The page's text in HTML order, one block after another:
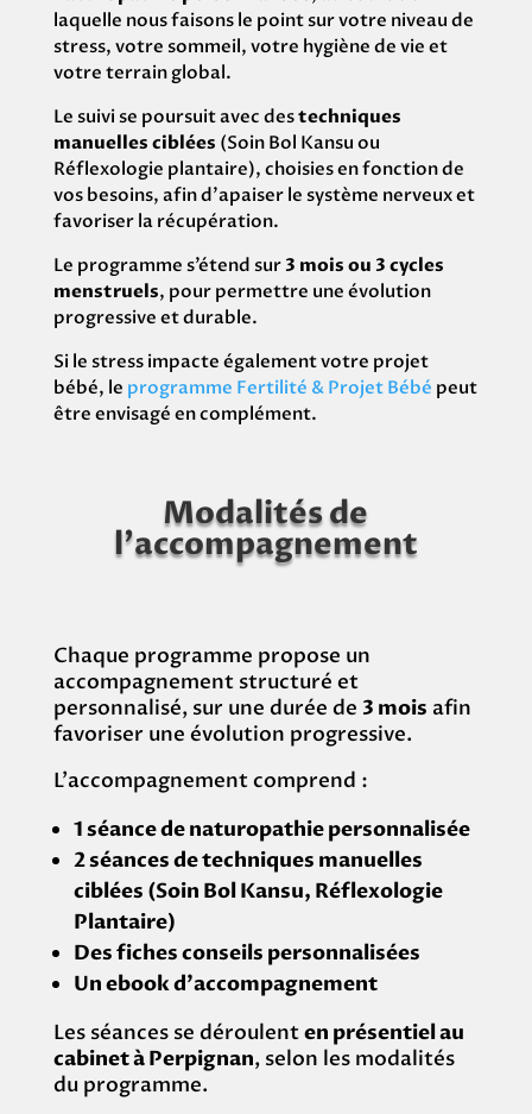
laquelle nous faisons le point sur votre niveau de
stress, votre sommeil, votre hygiène de vie et
votre terrain global.
Le suivi se poursuit avec destechniques
manuelles ciblées (Soin Bol Kansu ou
Réflexologie plantaire), choisies en fonction de
vos besoins, afin d’apaiser le système nerveux et
favoriser la récupération.
Le programme s’étend sur 3 mois ou 3 cycles
menstruels, pour permettre une évolution
progressive et durable.
Si le stress impacte également votre projet
bébé, le programme Fertilité & Projet Bébé peut
être envisagé en complément.
Modalités de
l’accompagnement
Chaque programme propose un
accompagnement structuré et
personnalisé, sur une durée de 3 mois afin
favoriser une évolution progressive.
L’accompagnement comprend :
1 séance de naturopathie personnalisée
2 séances de techniques manuelles
ciblées (Soin Bol Kansu, Réflexologie
Plantaire)
Des fiches conseils personnalisées
Un ebook d’accompagnement
Les séances se déroulenten présentiel au
cabinet à Perpignan, selon les modalités
du programme.